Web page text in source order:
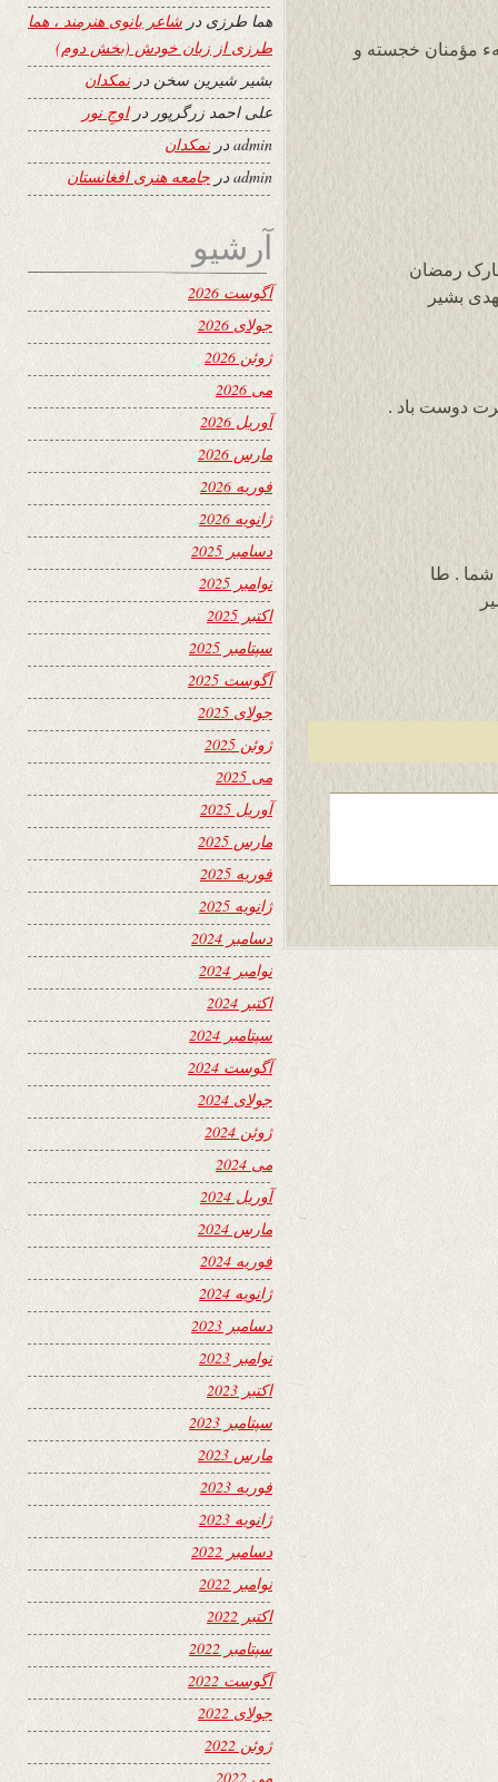
مؤمنان خجسته و
رمضان
بشیر
دوست باد .
شما . طا
هما طرزی در شاعر بانوی هنرمند ، هما
طرزی از زبان خودش (بخش دوم)
بشیر شیرین سخن درنمکدان
علی احمد زرگرپور دراوجِ نور
adminدرنمکدان
admin در جامعه هنری افغانستان
آرشیو
آگوست 2026
جولای 2026
ژوئن 2026
می 2026
آوریل 2026
مارس 2026
فوریه 2026
ژانویه 2026
دسامبر 2025
نوامبر 2025
اکتبر 2025
سپتامبر 2025
آگوست 2025
جولای 2025
ژوئن 2025
می 2025
آوریل 2025
مارس 2025
فوریه 2025
ژانویه 2025
دسامبر 2024
نوامبر 2024
اکتبر 2024
سپتامبر 2024
آگوست 2024
جولای 2024
ژوئن 2024
می 2024
آوریل 2024
مارس 2024
فوریه 2024
ژانویه 2024
دسامبر 2023
نوامبر 2023
اکتبر 2023
سپتامبر 2023
مارس 2023
فوریه 2023
ژانویه 2023
دسامبر 2022
نوامبر 2022
اکتبر 2022
سپتامبر 2022
آگوست 2022
جولای 2022
ژوئن 2022
می 2022